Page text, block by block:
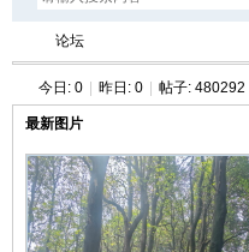
论坛
今日: 0 昨日: 0 帖子: 480292
最新图片